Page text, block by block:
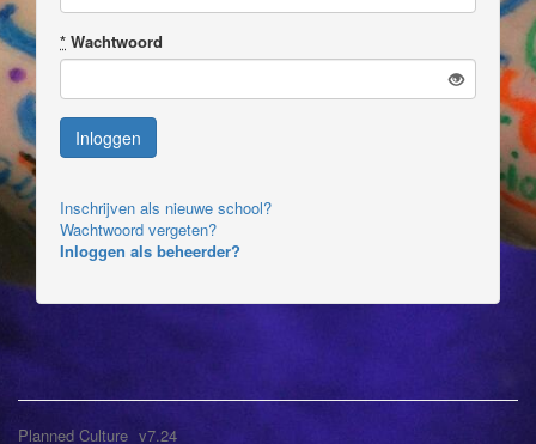
* Wachtwoord
Inschrijven als nieuwe school?
Wachtwoord vergeten?
Inloggen als beheerder?
Planned Culture v7.24